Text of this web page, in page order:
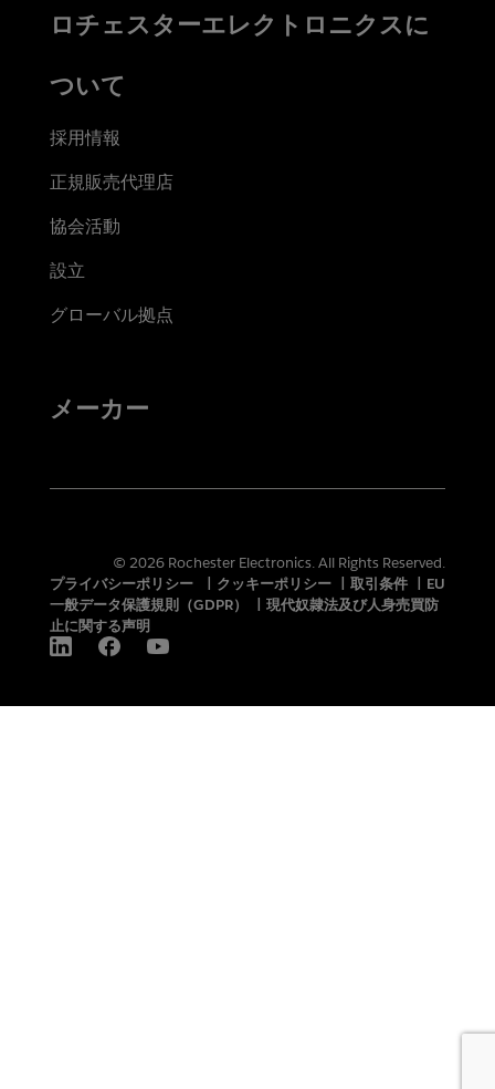
ロチェスターエレクトロニクスに
ついて
採用情報
正規販売代理店
協会活動
設立
グローバル拠点
メーカー
© 2026 Rochester Electronics. All Rights Reserved.
プライバシーポリシー
クッキーポリシー 取引条件
EU
一般データ保護規則（GDPR）
現代奴隷法及び人身売買防
止に関する声明